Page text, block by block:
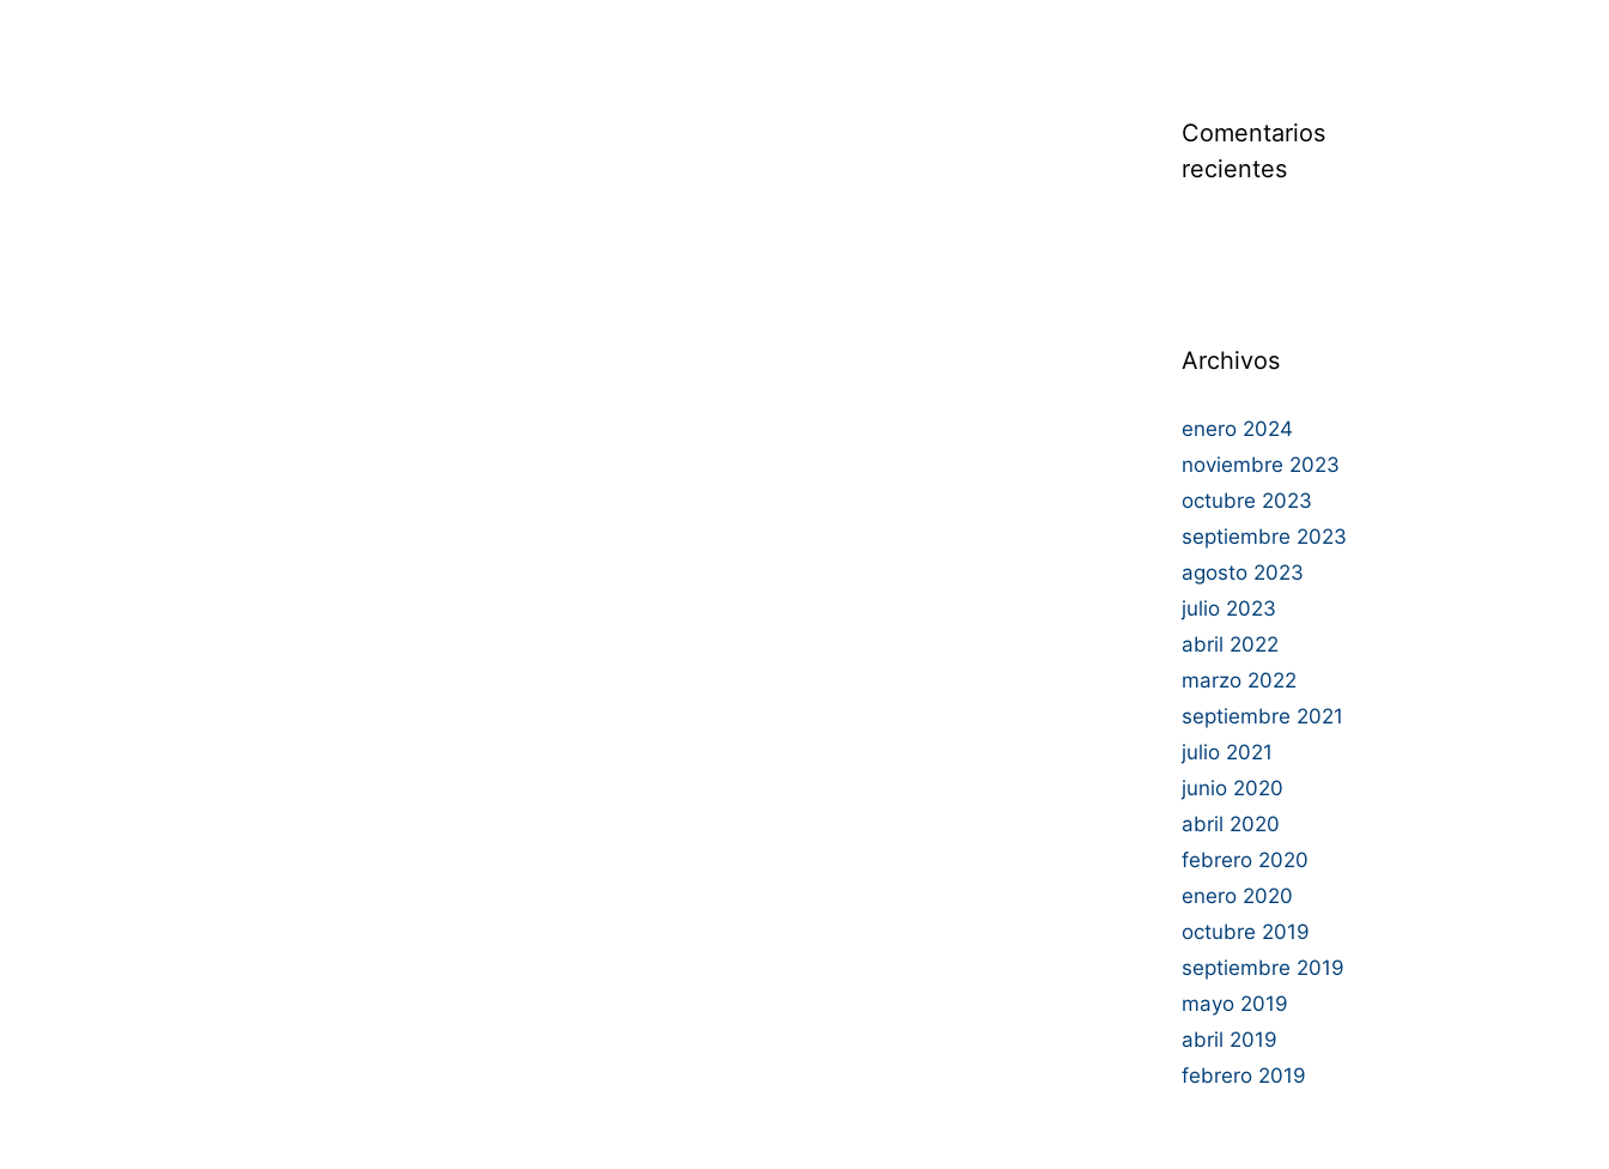
Comentarios
recientes
Archivos
enero 2024
noviembre 2023
octubre 2023
septiembre 2023
agosto 2023
julio 2023
abril 2022
marzo 2022
septiembre 2021
julio 2021
junio 2020
abril 2020
febrero 2020
enero 2020
octubre 2019
septiembre 2019
mayo 2019
abril 2019
febrero 2019